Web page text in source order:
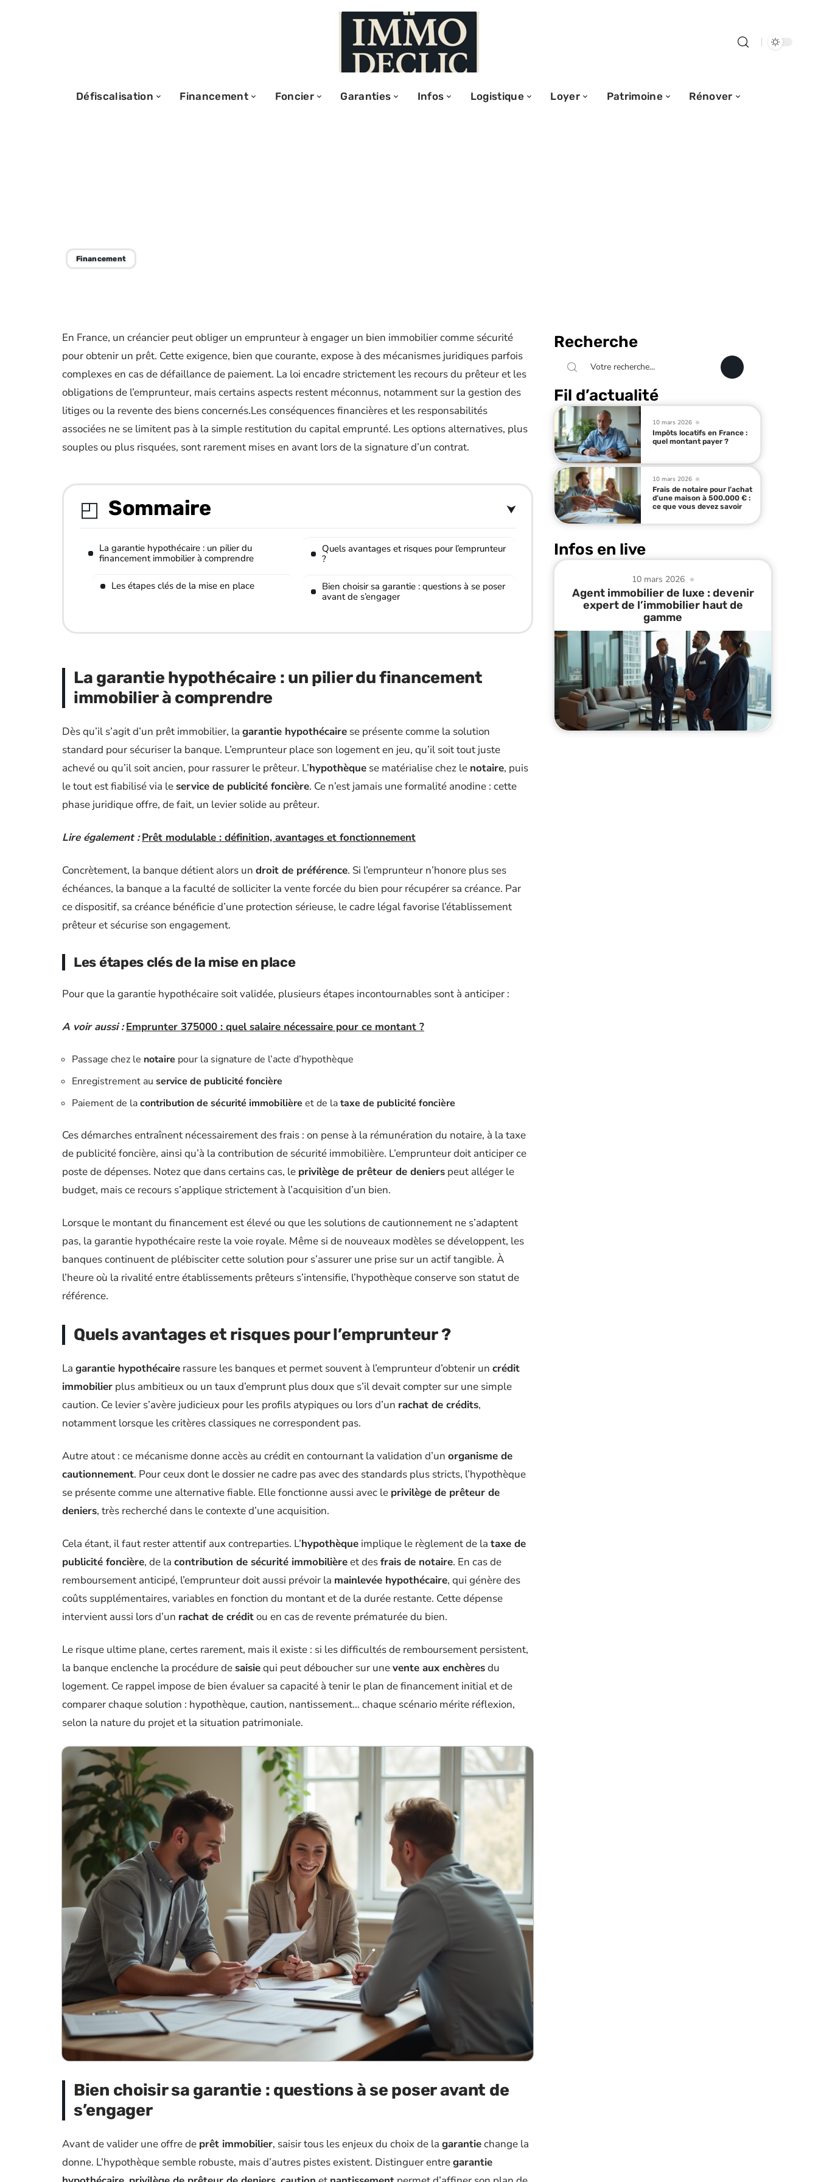
Défiscalisation Financement Foncier Garanties Infos Logistique Loyer Patrimoine Rénover
Financement
En France, un créancier peut obliger un emprunteur à engager un bien immobilier comme sécurité
pour obtenir un prêt. Cette exigence, bien que courante, expose à des mécanismes juridiques parfois
complexes en cas de défaillance de paiement. La loi encadre strictement les recours du prêteur et les
obligations de l’emprunteur, mais certains aspects restent méconnus, notamment sur la gestion des
litiges ou la revente des biens concernés.Les conséquences financières et les responsabilités
associées ne se limitent pas à la simple restitution du capital emprunté. Les options alternatives, plus
souples ou plus risquées, sont rarement mises en avant lors de la signature d’un contrat.
Sommaire
La garantie hypothécaire : un pilier du
financement immobilier à comprendre
Les étapes clés de la mise en place
Quels avantages et risques pour l’emprunteur
?
Bien choisir sa garantie : questions à se poser
avant de s’engager
La garantie hypothécaire : un pilier du financement
immobilier à comprendre
Dès qu’il s’agit d’un prêt immobilier, la garantie hypothécaire se présente comme la solution
standard pour sécuriser la banque. L’emprunteur place son logement en jeu, qu’il soit tout juste
achevé ou qu’il soit ancien, pour rassurer le prêteur. L’hypothèque se matérialise chez le notaire, puis
le tout est fiabilisé via le service de publicité foncière. Ce n’est jamais une formalité anodine : cette
phase juridique offre, de fait, un levier solide au prêteur.
Lire également : Prêt modulable : définition, avantages et fonctionnement
Concrètement, la banque détient alors un droit de préférence. Si l’emprunteur n’honore plus ses
échéances, la banque a la faculté de solliciter la vente forcée du bien pour récupérer sa créance. Par
ce dispositif, sa créance bénéficie d’une protection sérieuse, le cadre légal favorise l’établissement
prêteur et sécurise son engagement.
Les étapes clés de la mise en place
Pour que la garantie hypothécaire soit validée, plusieurs étapes incontournables sont à anticiper :
A voir aussi : Emprunter 375000 : quel salaire nécessaire pour ce montant ?
Passage chez le notaire pour la signature de l’acte d’hypothèque
Enregistrement au service de publicité foncière
Paiement de lacontribution de sécurité immobilière et de lataxe de publicité foncière
Ces démarches entraînent nécessairement des frais : on pense à la rémunération du notaire, à la taxe
de publicité foncière, ainsi qu’à la contribution de sécurité immobilière. L’emprunteur doit anticiper ce
poste de dépenses. Notez que dans certains cas, le privilège de prêteur de deniers peut alléger le
budget, mais ce recours s’applique strictement à l’acquisition d’un bien.
Lorsque le montant du financement est élevé ou que les solutions de cautionnement ne s’adaptent
pas, la garantie hypothécaire reste la voie royale. Même si de nouveaux modèles se développent, les
banques continuent de plébisciter cette solution pour s’assurer une prise sur un actif tangible. À
l’heure où la rivalité entre établissements prêteurs s’intensifie, l’hypothèque conserve son statut de
référence.
Quels avantages et risques pour l’emprunteur ?
La garantie hypothécaire rassure les banques et permet souvent à l’emprunteur d’obtenir un crédit
immobilier plus ambitieux ou un taux d’emprunt plus doux que s’il devait compter sur une simple
caution. Ce levier s’avère judicieux pour les profils atypiques ou lors d’un rachat de crédits,
notamment lorsque les critères classiques ne correspondent pas.
Autre atout : ce mécanisme donne accès au crédit en contournant la validation d’un organisme de
cautionnement. Pour ceux dont le dossier ne cadre pas avec des standards plus stricts, l’hypothèque
se présente comme une alternative fiable. Elle fonctionne aussi avec le privilège de prêteur de
deniers, très recherché dans le contexte d’une acquisition.
Cela étant, il faut rester attentif aux contreparties. L’hypothèque implique le règlement de la taxe de
publicité foncière, de la contribution de sécurité immobilièreet desfrais de notaire. En cas de
remboursement anticipé, l’emprunteur doit aussi prévoir la mainlevée hypothécaire, qui génère des
coûts supplémentaires, variables en fonction du montant et de la durée restante. Cette dépense
intervient aussi lors d’un rachat de créditou en cas de revente prématurée du bien.
Le risque ultime plane, certes rarement, mais il existe : si les difficultés de remboursement persistent,
la banque enclenche la procédure de saisiequi peut déboucher sur unevente aux enchèresdu
logement. Ce rappel impose de bien évaluer sa capacité à tenir le plan de financement initial et de
comparer chaque solution : hypothèque, caution, nantissement… chaque scénario mérite réflexion,
selon la nature du projet et la situation patrimoniale.
Bien choisir sa garantie : questions à se poser avant de
s’engager
Avant de valider une offre de prêt immobilier, saisir tous les enjeux du choix de la garantiechange la
donne. L’hypothèque semble robuste, mais d’autres pistes existent. Distinguer entregarantie
Recherche
Fil d’actualité
10 mars 2026
Impôts locatifs en France :
quel montant payer ?
10 mars 2026
Frais de notaire pour l’achat
d’une maison à 500.000 € :
ce que vous devez savoir
Infos en live
10 mars 2026
Agent immobilier de luxe : devenir
expert de l’immobilier haut de
gamme